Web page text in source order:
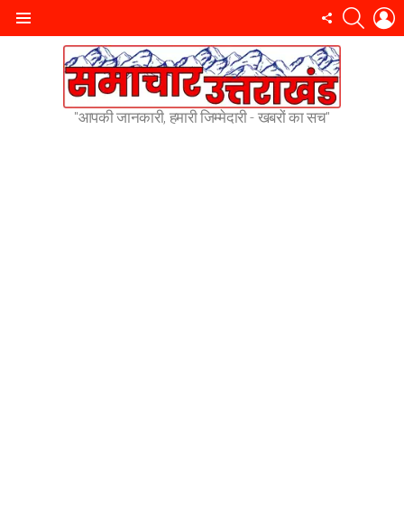
FOLLOW
"आपकी जानकारी, हमारी जिम्मेदारी - खबरों का सच"